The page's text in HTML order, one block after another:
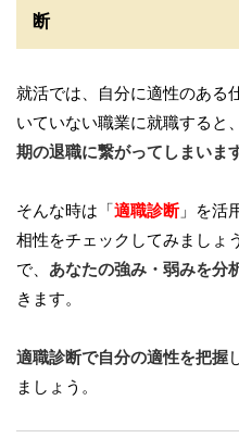
断
就活では、自分に適性のある
いていない職業に就職すると
期の退職に繋がってしまいま
そんな時は「適職診断」を活
相性をチェックしてみましょう
で、 あなたの強み・弱みを分
きます。
適職診断で自分の適性を把握
ましょう。